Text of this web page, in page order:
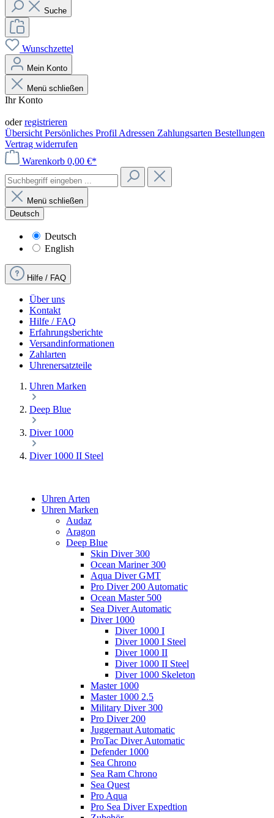
Suche
Wunschzettel
Mein Konto
Menü schließen
Ihr Konto
oderregistrieren
Übersicht Persönliches Profil Adressen Zahlungsarten Bestellungen
Vertrag widerrufen
Warenkorb 0,00 €*
Menü schließen
Deutsch
Deutsch
English
Hilfe / FAQ
Über uns
Kontakt
Hilfe / FAQ
Erfahrungsberichte
Versandinformationen
Zahlarten
Uhrenersatzteile
Uhren Marken
Deep Blue
Diver 1000
Diver 1000 II Steel
Uhren Arten
Uhren Marken
Audaz
Aragon
Deep Blue
Skin Diver 300
Ocean Mariner 300
Aqua Diver GMT
Pro Diver 200 Automatic
Ocean Master 500
Sea Diver Automatic
Diver 1000
Diver 1000 I
Diver 1000 I Steel
Diver 1000 II
Diver 1000 II Steel
Diver 1000 Skeleton
Master 1000
Master 1000 2.5
Military Diver 300
Pro Diver 200
Juggernaut Automatic
ProTac Diver Automatic
Defender 1000
Sea Chrono
Sea Ram Chrono
Sea Quest
Pro Aqua
Pro Sea Diver Expedtion